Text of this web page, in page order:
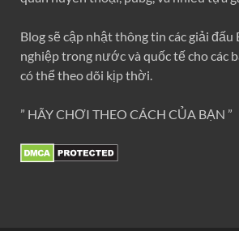
Blog sẽ cập nhật thông tin các giải đấu
nghiệp trong nước và quốc tế cho các
có thể theo dõi kịp thời.
” HÃY CHƠI THEO CÁCH CỦA BẠN ”